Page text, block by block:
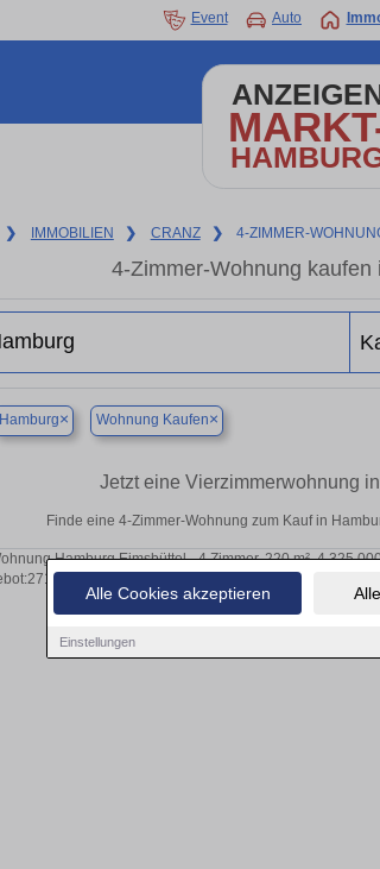
Alle Cookies akzeptieren
Einstellungen
Event Auto
❯ IMMOBILIEN ❯ CRANZ ❯ 4-ZIMMER-
4-Zimmer-Wohnung
Hamburg× Wohnung Kaufen×
Jetzt eine Vierzimmerwohnung
Finde eine 4-Zimmer-Wohnung zum Kauf in